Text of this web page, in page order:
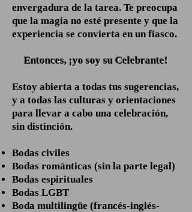
envergadura de la tarea. Te preocupa
que la magia no esté presente y que la
experiencia se convierta en un fiasco.
Entonces, ¡yo soy su Celebrante!
Estoy abierta a todas tus sugerencias,
y a todas las culturas y orientaciones
para llevar a cabo una celebración,
sin distinción.
Bodas civiles
Bodas románticas (sin la parte legal)
Bodas espirituales
Bodas LGBT
Boda multilingüe (francés-inglés-